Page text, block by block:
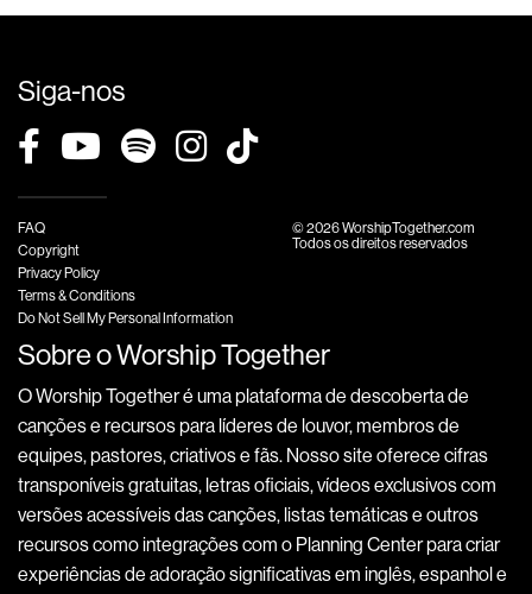
Siga-nos
FAQ
Copyright
Privacy Policy
Terms & Conditions
Do Not Sell My Personal Information
© 2026 WorshipTogether.com
Todos os direitos reservados
Sobre o Worship Together
O Worship Together é uma plataforma de descoberta de
canções e recursos para líderes de louvor, membros de
equipes, pastores, criativos e fãs. Nosso site oferece cifras
transponíveis gratuitas, letras oficiais, vídeos exclusivos com
versões acessíveis das canções, listas temáticas e outros
recursos como integrações com o Planning Center para criar
experiências de adoração significativas em inglês, espanhol e